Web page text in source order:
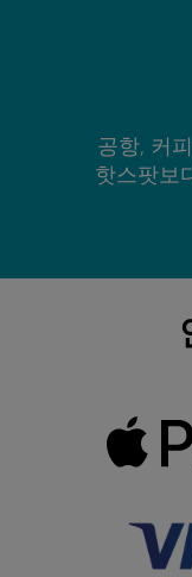
공항, 커
핫스팟보